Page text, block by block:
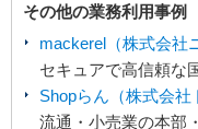
その他の業務利用事例
mackerel（株式会社
セキュアで高信頼な
Shopらん（株式会社
流通・小売業の本部